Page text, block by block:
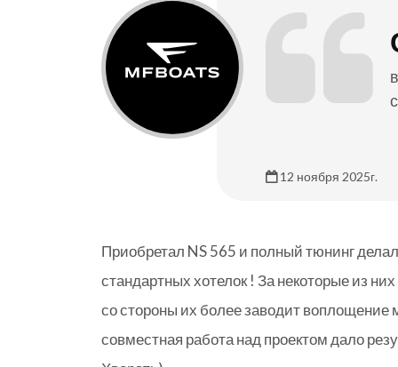
12 ноября 2025г.
Приобретал NS 565 и полный тюнинг
стандартных хотелок ! За некоторые из
со стороны их более заводит воплощение
совместная работа над проектом дало